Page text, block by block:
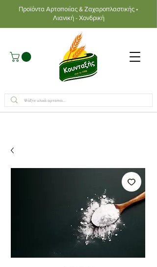
Προϊόντα Αρτοποιίας & Ζαχαροπλαστικής •
Λιανική - Χονδρική